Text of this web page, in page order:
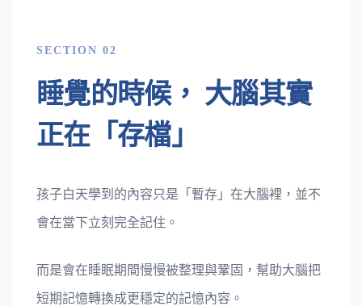
SECTION 02
睡覺的時候， 大腦其實
正在「存檔」
孩子白天學到的內容只是「暫存」在大腦裡，並不
會在當下立刻完全記住。
而是會在睡眠期間慢慢被整理與鞏固，幫助大腦把
短期記憶轉換成更穩定的記憶內容。